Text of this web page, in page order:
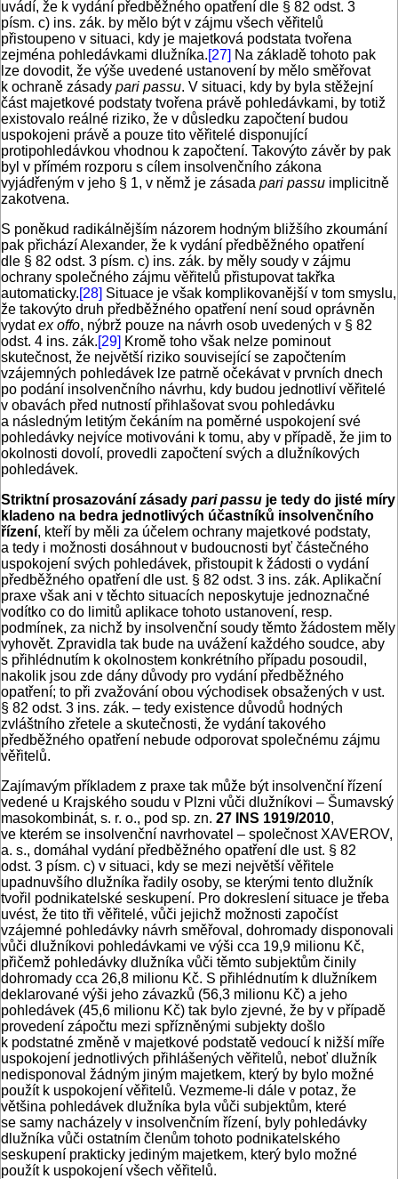
uvádí, že k vydání předběžného opatření dle § 82 odst. 3
písm. c) ins. zák. by mělo být v zájmu všech věřitelů
přistoupeno v situaci, kdy je majetková podstata tvořena
zejména pohledávkami dlužníka.[27] Na základě tohoto pak
lze dovodit, že výše uvedené ustanovení by mělo směřovat
k ochraně zásady pari passu. V situaci, kdy by byla stěžejní
část majetkové podstaty tvořena právě pohledávkami, by totiž
existovalo reálné riziko, že v důsledku započtení budou
uspokojeni právě a pouze tito věřitelé disponující
protipohledávkou vhodnou k započtení. Takovýto závěr by pak
byl v přímém rozporu s cílem insolvenčního zákona
vyjádřeným v jeho § 1, v němž je zásada pari passu implicitně
zakotvena.
S poněkud radikálnějším názorem hodným bližšího zkoumání
pak přichází Alexander, že k vydání předběžného opatření
dle § 82 odst. 3 písm. c) ins. zák. by měly soudy v zájmu
ochrany společného zájmu věřitelů přistupovat takřka
automaticky.[28] Situace je však komplikovanější v tom smyslu,
že takovýto druh předběžného opatření není soud oprávněn
vydatex offo, nýbrž pouze na návrh osob uvedených v § 82
odst. 4 ins. zák.[29] Kromě toho však nelze pominout
skutečnost, že největší riziko související se započtením
vzájemných pohledávek lze patrně očekávat v prvních dnech
po podání insolvenčního návrhu, kdy budou jednotliví věřitelé
v obavách před nutností přihlašovat svou pohledávku
a následným letitým čekáním na poměrné uspokojení své
pohledávky nejvíce motivováni k tomu, aby v případě, že jim to
okolnosti dovolí, provedli započtení svých a dlužníkových
pohledávek.
Striktní prosazování zásady pari passu je tedy do jisté míry
kladeno na bedra jednotlivých účastníků insolvenčního
řízení, kteří by měli za účelem ochrany majetkové podstaty,
a tedy i možnosti dosáhnout v budoucnosti byť částečného
uspokojení svých pohledávek, přistoupit k žádosti o vydání
předběžného opatření dle ust. § 82 odst. 3 ins. zák. Aplikační
praxe však ani v těchto situacích neposkytuje jednoznačné
vodítko co do limitů aplikace tohoto ustanovení, resp.
podmínek, za nichž by insolvenční soudy těmto žádostem měly
vyhovět. Zpravidla tak bude na uvážení každého soudce, aby
s přihlédnutím k okolnostem konkrétního případu posoudil,
nakolik jsou zde dány důvody pro vydání předběžného
opatření; to při zvažování obou východisek obsažených v ust.
§ 82 odst. 3 ins. zák. – tedy existence důvodů hodných
zvláštního zřetele a skutečnosti, že vydání takového
předběžného opatření nebude odporovat společnému zájmu
věřitelů.
Zajímavým příkladem z praxe tak může být insolven­ční řízení
vedené u Krajského soudu v Plzni vůči dlužníkovi – Šumavský
masokombinát, s. r. o., pod sp. zn. 27 INS 1919/2010,
ve kterém se insolvenční navrhovatel – společnost XAVEROV,
a. s., domáhal vydání předběžného opatření dle ust. § 82
odst. 3 písm. c) v situaci, kdy se mezi největší věřitele
upadnuvšího dlužníka řadily osoby, se kterými tento dlužník
tvořil podnikatelské seskupení. Pro dokreslení situace je třeba
uvést, že tito tři věřitelé, vůči jejichž možnosti započíst
vzájemné pohledávky návrh směřoval, dohromady disponovali
vůči dlužníkovi pohledávkami ve výši cca 19,9 milionu Kč,
přičemž pohledávky dlužníka vůči těmto subjektům činily
dohromady cca 26,8 milionu Kč. S přihlédnutím k dlužníkem
deklarované výši jeho závazků (56,3 milionu Kč) a jeho
pohledávek (45,6 milionu Kč) tak bylo zjevné, že by v případě
provedení zápočtu mezi spřízněnými subjekty došlo
k podstatné změně v majetkové podstatě vedoucí k nižší míře
uspokojení jednotlivých přihlášených věřitelů, neboť dlužník
nedisponoval žádným jiným majetkem, který by bylo možné
použít k uspokojení věřitelů. Vezmeme-li dále v potaz, že
většina pohledávek dlužníka byla vůči subjektům, které
se samy nacházely v insolvenčním řízení, byly pohledávky
dlužníka vůči ostatním členům tohoto podnikatelského
seskupení prakticky jediným majetkem, který bylo možné
použít k uspokojení všech věřitelů.